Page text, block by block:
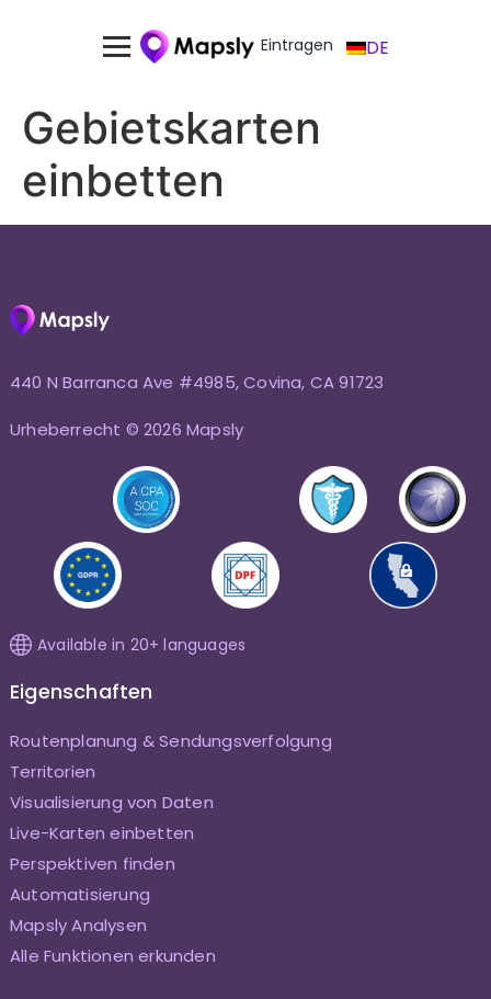
Eintragen DE
Gebietskarten
einbetten
440 N Barranca Ave #4985, Covina, CA 91723
Urheberrecht © 2026 Mapsly
Available in 20+ languages
Eigenschaften
Routenplanung & Sendungsverfolgung
Territorien
Visualisierung von Daten
Live-Karten einbetten
Perspektiven finden
Automatisierung
Mapsly Analysen
Alle Funktionen erkunden